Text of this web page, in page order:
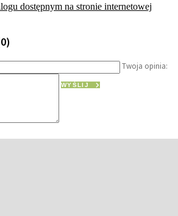
dostępnym na stronie internetowej
Twoja opinia:
WYŚLIJ